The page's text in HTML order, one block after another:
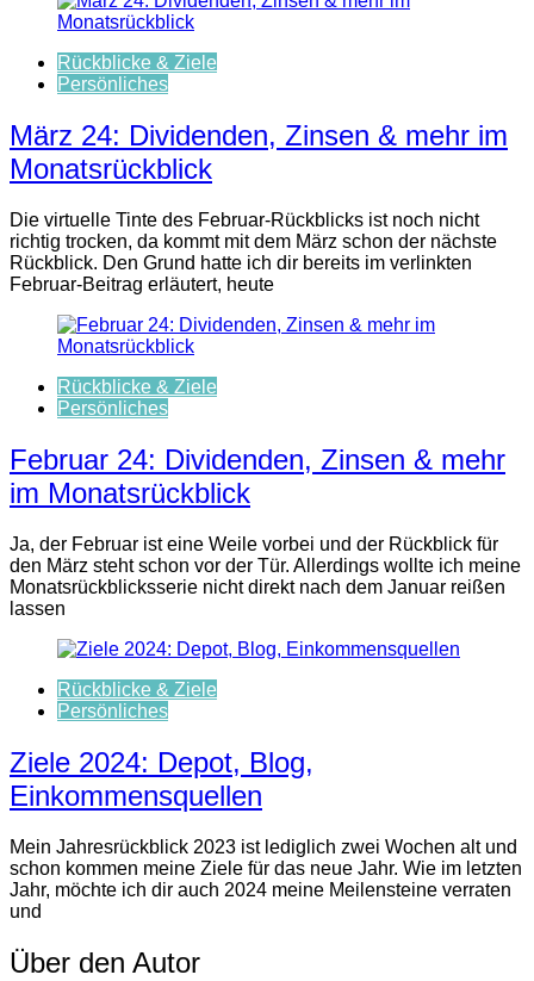
Rückblicke & Ziele
Persönliches
März 24: Dividenden, Zinsen & mehr im
Monatsrückblick
Die virtuelle Tinte des Februar-Rückblicks ist noch nicht
richtig trocken, da kommt mit dem März schon der nächste
Rückblick. Den Grund hatte ich dir bereits im verlinkten
Februar-Beitrag erläutert, heute
Rückblicke & Ziele
Persönliches
Februar 24: Dividenden, Zinsen & mehr
im Monatsrückblick
Ja, der Februar ist eine Weile vorbei und der Rückblick für
den März steht schon vor der Tür. Allerdings wollte ich meine
Monatsrückblicksserie nicht direkt nach dem Januar reißen
lassen
Rückblicke & Ziele
Persönliches
Ziele 2024: Depot, Blog,
Einkommensquellen
Mein Jahresrückblick 2023 ist lediglich zwei Wochen alt und
schon kommen meine Ziele für das neue Jahr. Wie im letzten
Jahr, möchte ich dir auch 2024 meine Meilensteine verraten
und
Über den Autor